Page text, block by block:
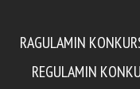
RAGULAMIN
REGULAMIN